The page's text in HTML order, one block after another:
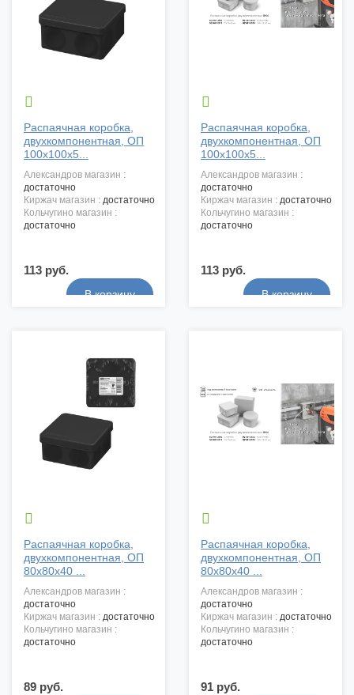

Распаячная коробка,
двухкомпонентная, ОП
100х100х5...
александров магазин :
достаточно
киржач магазин : достаточно
кольчугино магазин :
достаточно
113 руб.

Распаячная коробка,
двухкомпонентная, ОП
100х100х5...
александров магазин :
достаточно
киржач магазин : достаточно
кольчугино магазин :
достаточно
113 руб.

Распаячная коробка,
двухкомпонентная, ОП
80х80х40 ...
александров магазин :
достаточно
киржач магазин : достаточно
кольчугино магазин :
достаточно
89 руб.

Распаячная коробка,
двухкомпонентная, ОП
80х80х40 ...
александров магазин :
достаточно
киржач магазин : достаточно
кольчугино магазин :
достаточно
91 руб.